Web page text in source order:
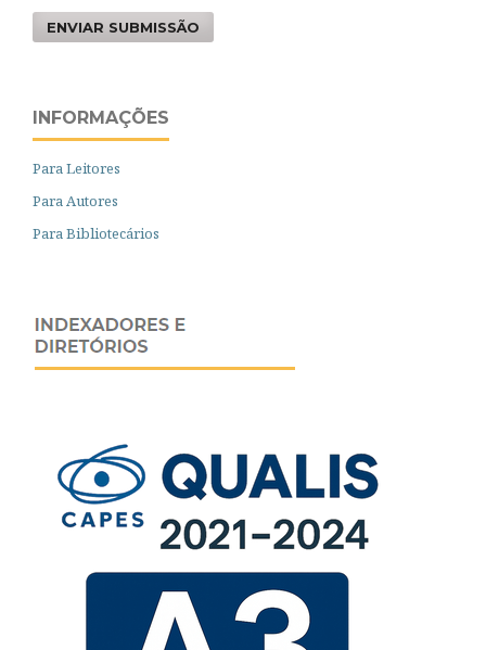
ENVIAR SUBMISSÃO
INFORMAÇÕES
Para Leitores
Para Autores
Para Bibliotecários